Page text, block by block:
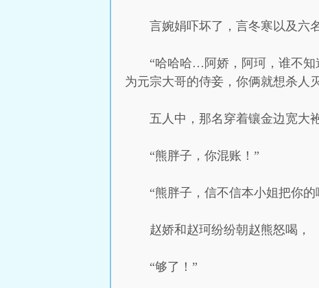
言婉娟吓坏了，言冬寒以及六
“哈哈哈…阿娇，阿珂，谁不
为元宗大哥的侍妾，你俩就想杀人
五人中，那名穿着镶金边宽大
“熊胖子，你混账！”
“熊胖子，信不信本小姐把你的
赵娇和赵珂纷纷朝赵熊怒喝，
“够了！”